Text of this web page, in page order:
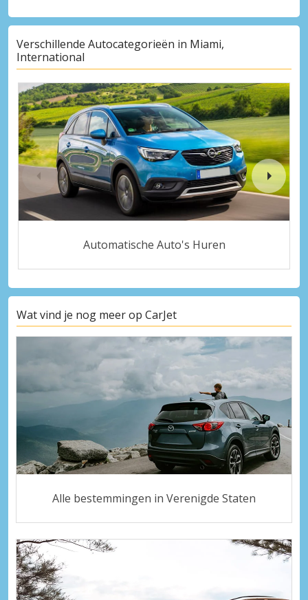
Verschillende Autocategorieën in Miami,
International
Automatische Auto's Huren
Wat vind je nog meer op CarJet
Alle bestemmingen in Verenigde Staten